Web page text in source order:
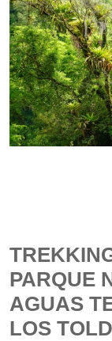
PARQUE
AGUAS
LOS